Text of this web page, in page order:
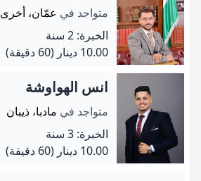
متواجد في عمّان، أخرى
الخبرة: 2 سنة
10.00 دينار
(60 دقيقة)
انس الهواوشة
متواجد في مادبا، ذيبان
الخبرة: 3 سنة
10.00 دينار
(60 دقيقة)